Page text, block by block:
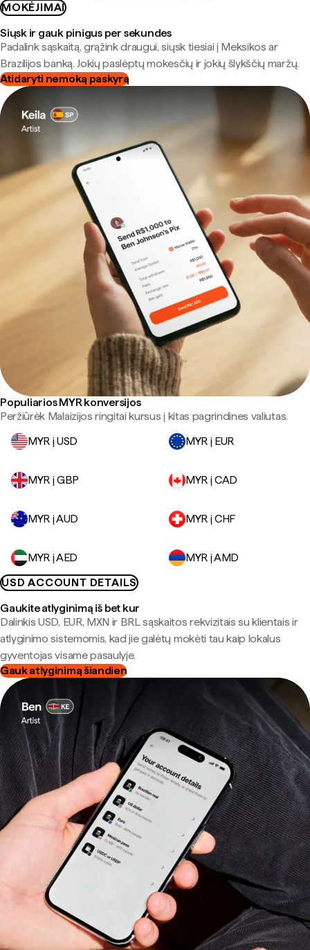
MOKĖJIMAI
Siųsk ir gauk pinigus per sekundes
Padalink sąskaitą, grąžink draugui, siųsk tiesiai į Meksikos ar
Brazilijos banką. Jokių paslėptų mokesčių ir jokių šlykščių maržų.
Atidaryti nemoką paskyrą
Populiarios MYR konversijos
Peržiūrėk Malaizijos ringitai kursus į kitas pagrindines valiutas.
MYR į USD
MYR į EUR
MYR į GBP MYR į CAD
MYR į AUD MYR į CHF
MYR į AED
MYR į AMD
USD ACCOUNT DETAILS
Gaukite atlyginimą iš bet kur
Dalinkis USD, EUR, MXN ir BRL sąskaitos rekvizitais su klientais ir
atlyginimo sistemomis, kad jie galėtų mokėti tau kaip lokalus
gyventojas visame pasaulyje.
Gauk atlyginimą šiandien